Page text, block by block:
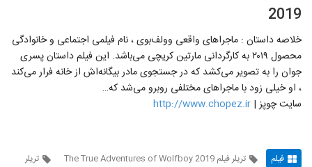
2019
خلاصه داستان : ماجراهای واقعی وولف‌بوی ، نام فیلمی اجتماعی و خانوادگی
محصول ۲۰۱۹ به کارگردانی مارتین کریچی می‌باشد. این فیلم داستان پسری
جوان را به تصویر می‌کشد که در جستجوی مادر بیگانه‌اش از خانه فرار می‌کند
، او خیلی زود با ماجراهای مختلفی روبرو می‌شد که…
سایت چوپز | http://www.chopez.ir
فیلم تریلر فیلم The True Adventures of Wolfboy 2019
تریلر